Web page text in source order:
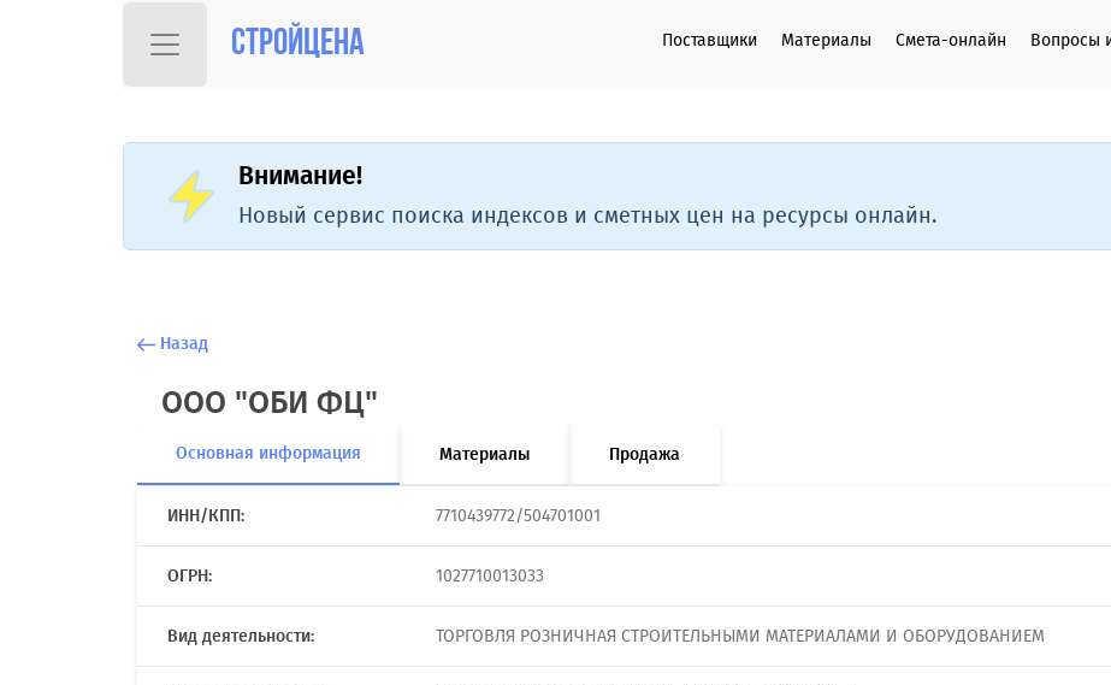
Стройцена Поставщики Материалы Смета-онлайн Вопросы
Внимание!
Новый сервис поиска индексов и сметных цен на ресурсы онлайн.
Назад
ООО "ОБИ ФЦ"
Основная информация Материалы Продажа
ИНН/КПП: 7710439772/504701001
ОГРН: 1027710013033
Вид деятельности: ТОРГОВЛЯ РОЗНИЧНАЯ СТРОИТЕЛЬНЫМИ МАТЕРИАЛАМИ И ОБОРУДОВАНИЕМ